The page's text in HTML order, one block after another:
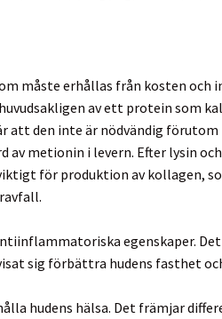
måste erhållas från kosten och
av ett protein som
att den inte är nödvändig
av metionin i levern. Efter lysin
för produktion av kollagen,
egenskaper.
sig förbättra hudens fasthet
hudens hälsa. Det främjar